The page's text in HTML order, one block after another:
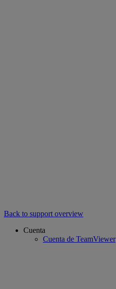
Back to support overview
Cuenta
Cuenta de TeamViewer